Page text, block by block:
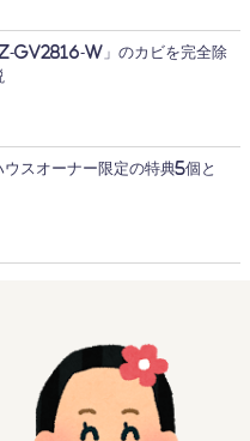
GV2816-W」のカビを完全除
スオーナー限定の特典5個と